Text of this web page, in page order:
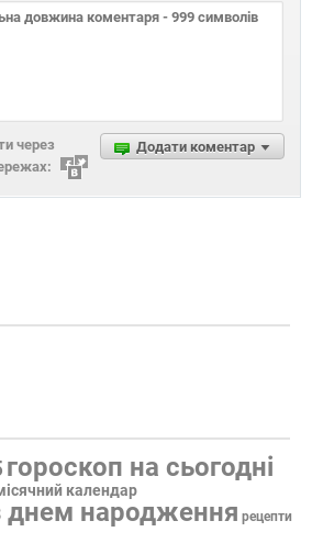
Додати коментар
через
гороскоп на сьогодні
календар
днем народження рецепти